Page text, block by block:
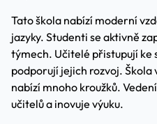
Tato škola nabízí moderní
jazyky. Studenti se aktivně
týmech. Učitelé přistupují ke
podporují jejich rozvoj.
nabízí mnoho kroužků.
učitelů a inovuje výuku.